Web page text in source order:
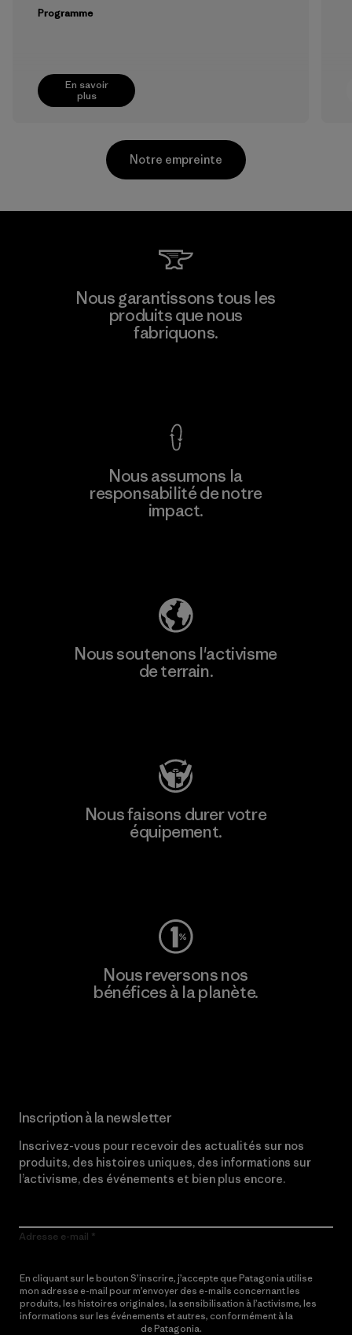
En savoir
plus
Programme
CKT Apparel (Pvt) Ltd. -
Agalawatte
Notre empreinte
Nous garantissons tous les
produits que nous
fabriquons.
Nous assumons la
responsabilité de notre
impact.
Nous soutenons l'activisme
de terrain.
Nous faisons durer votre
équipement.
Nous reversons nos
bénéfices à la planète.
Inscription à la newsletter
Inscrivez-vous pour recevoir des actualités sur nos
produits, des histoires uniques, des informations sur
l’activisme, des événements et bien plus encore.
Adresse e-mail
En cliquant sur le bouton S’inscrire, j’accepte que Patagonia utilise
mon adresse e-mail pour m’envoyer des e-mails concernant les
produits, les histoires originales, la sensibilisation à l’activisme, les
informations sur les événements et autres, conformément à la
de Patagonia.